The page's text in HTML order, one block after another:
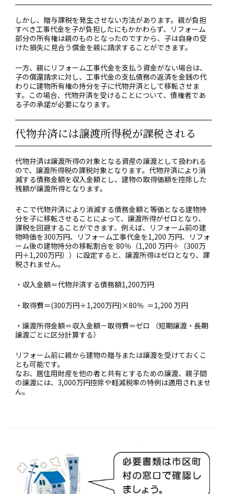
しかし、贈与課税を発生させない方法があります。親が負担
すべき工事代金を子が負担したにもかかわらず、リフォーム
部分の所有権は親のものとなったのですから、子は自身の受
けた損失に見合う償金を親に請求することができます。
一方、親にリフォーム工事代金を支払う資金がない場合は、
子の償還請求に対し、工事代金の支払債務の返済を金銭の代
わりに建物所有権の持分を子に代物弁済として移転させま
す。この場合、代物弁済を受けることについて、債権者であ
る子の承諾が必要になります。
代物弁済には譲渡所得税が課税される
代物弁済は譲渡所得の対象となる資産の譲渡として扱われる
ので、譲渡所得税の課税対象となります。代物弁済により消
滅する債務金額を収入金額とし、建物の取得価額を控除した
残額が譲渡所得となります。
そこで代物弁済により消滅する債務金額と等価となる建物持
分を子に移転させることによって、譲渡所得がゼロとなり、
課税を回避することができます、例えば、リフォーム前の建
物時価を300万円、リフォーム工事代金を1,200 万円、リフォ
ーム後の建物持分の移転割合を 80％（1,200 万円÷（300万
円＋1,200万円））に設定すると、譲渡所得はゼロとなり、課
税されません。
・収入金額＝代物弁済する債務額1,200万円
・取得費＝(300万円＋1,200万円)×80％ ＝1,200 万円
・譲渡所得金額＝収入金額－取得費＝ゼロ （短期譲渡・長期
譲渡ごとに区分計算する）
リフォーム前に親から建物の贈与または譲渡を受けておくこ
とも可能です。
なお、居住用財産を他の者と共有とするための譲渡、親子間
の譲渡には、3,000万円控除や軽減税率の特例は適用されませ
ん。